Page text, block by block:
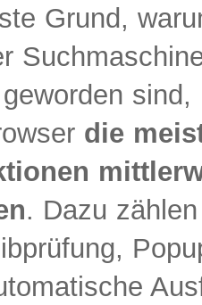
Grund,
die
. Dazu